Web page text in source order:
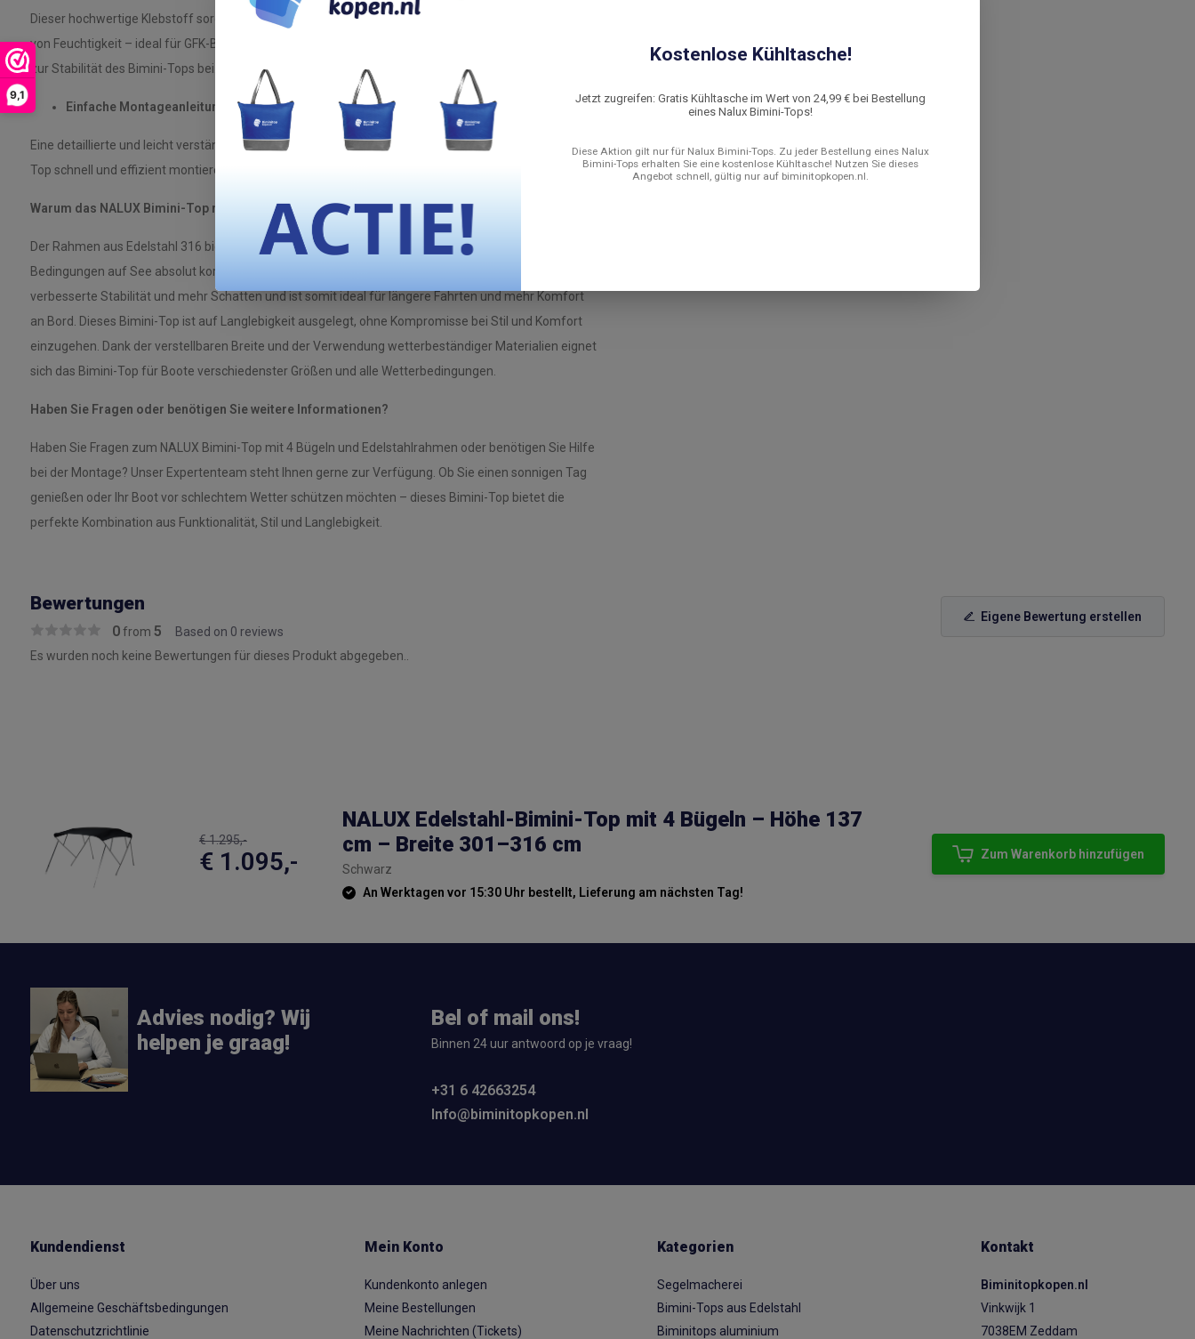
9,1
Dieser hochwertige Klebstoff sorgt für eine wasserdichte Abdichtung und verhindert das Eindringen
von Feuchtigkeit – ideal für GFK-Boote. Er schützt vor Osmose und strukturellen Schäden und trägt
zur Stabilität des Bimini-Tops bei.
Einfache Montageanleitung:
Eine detaillierte und leicht verständliche Anleitung erklärt Ihnen Schritt für Schritt, wie Sie das Bimini-
Top schnell und effizient montieren.
Warum das NALUX Bimini-Top mit 4 Bögen und Edelstahlrahmen?
Der Rahmen aus Edelstahl 316 bietet unübertroffene Stabilität und ist selbst unter härtesten
Bedingungen auf See absolut korrosionsbeständig. Das zusätzliche Bogendesign sorgt für
verbesserte Stabilität und mehr Schatten und ist somit ideal für längere Fahrten und mehr Komfort
an Bord. Dieses Bimini-Top ist auf Langlebigkeit ausgelegt, ohne Kompromisse bei Stil und Komfort
einzugehen. Dank der verstellbaren Breite und der Verwendung wetterbeständiger Materialien eignet
sich das Bimini-Top für Boote verschiedenster Größen und alle Wetterbedingungen.
Haben Sie Fragen oder benötigen Sie weitere Informationen?
Haben Sie Fragen zum NALUX Bimini-Top mit 4 Bügeln und Edelstahlrahmen oder benötigen Sie Hilfe
bei der Montage? Unser Expertenteam steht Ihnen gerne zur Verfügung. Ob Sie einen sonnigen Tag
genießen oder Ihr Boot vor schlechtem Wetter schützen möchten – dieses Bimini-Top bietet die
perfekte Kombination aus Funktionalität, Stil und Langlebigkeit.
Bewertungen
0from 5 Based on 0 reviews
Eigene Bewertung erstellen
Es wurden noch keine Bewertungen für dieses Produkt abgegeben..
€ 1.295,-
€ 1.095,-
NALUX Edelstahl-Bimini-Top mit 4 Bügeln – Höhe 137
cm – Breite 301–316 cm
Schwarz
An Werktagen vor 15:30 Uhr bestellt, Lieferung am nächsten Tag!
Zum Warenkorb hinzufügen
Advies nodig? Wij
helpen je graag!
Bel of mail ons!
Binnen 24 uur antwoord op je vraag!
+31 6 42663254
Info@biminitopkopen.nl
Kundendienst
Über uns
Allgemeine Geschäftsbedingungen
Datenschutzrichtlinie
Mein Konto
Kundenkonto anlegen
Meine Bestellungen
Meine Nachrichten (Tickets)
Kategorien
Segelmacherei
Bimini-Tops aus Edelstahl
Biminitops aluminium
Kontakt
Biminitopkopen.nl
Vinkwijk 1
7038EM Zeddam
Kostenlose Kühltasche!
Jetzt zugreifen: Gratis Kühltasche im Wert von 24,99 € bei Bestellung
eines Nalux Bimini-Tops!
Diese Aktion gilt nur für Nalux Bimini-Tops. Zu jeder Bestellung eines Nalux
Bimini-Tops erhalten Sie eine kostenlose Kühltasche! Nutzen Sie dieses
Angebot schnell, gültig nur auf biminitopkopen.nl.